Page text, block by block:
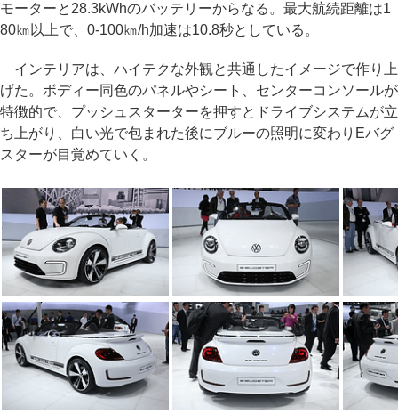
モーターと28.3kWhのバッテリーからなる。最大航続距離は1
80㎞以上で、0-100㎞/h加速は10.8秒としている。
インテリアは、ハイテクな外観と共通したイメージで作り上
げた。ボディー同色のパネルやシート、センターコンソールが
特徴的で、プッシュスターターを押すとドライブシステムが立
ち上がり、白い光で包まれた後にブルーの照明に変わりEバグ
スターが目覚めていく。